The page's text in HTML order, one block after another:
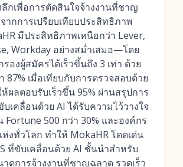
กเพื่อการตัดสินใจจ้างงานที่ชาญ
ากการเปรียบเทียบประสิทธิภาพ
มีประสิทธิภาพเหนือกว่า Lever,
Workday อย่างสม่ำเสมอ—โดย
องผู้สมัครได้เร็วขึ้นถึง 3 เท่า ด้วย
87% เมื่อเทียบกับการตรวจสอบด้วย
ห้ผลตอบรับเร็วขึ้น 95% ผ่านสรุปการ
คลื่อนด้วย AI ได้รับความไว้วางใจ
Fortune 500 กว่า 30% และองค์กร
ห่งทั่วโลก ทำให้ MokaHR โดดเด่น
ที่ขับเคลื่อนด้วย AI ชั้นนำสำหรับ
ดการจ้างงานที่ชาญฉลาด รวดเร็ว